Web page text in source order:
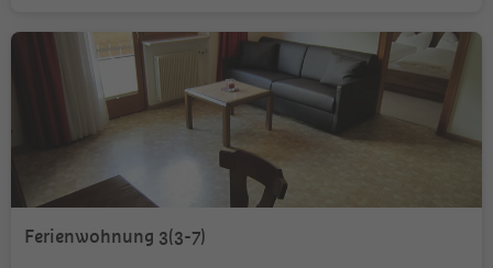
Ferienwohnung 3(3-7)